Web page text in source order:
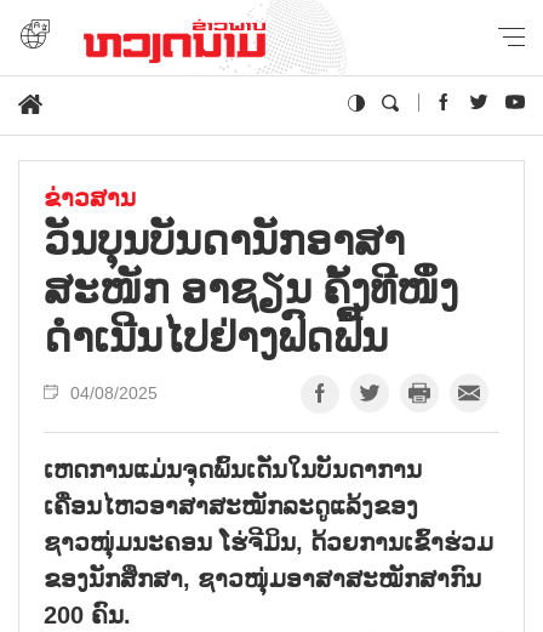
ຂ່າວສານ
ວັນບຸນບັນດານັກອາສາ
ສະໜັກ ອາຊຽນ ຄັ້ງທີໜຶ່ງ
ດຳເນີນໄປຢ່າງຟົດຟື້ນ
04/08/2025
ເຫດການແມ່ນຈຸດພົ້ນເດັ່ນໃນບັນດາການ
ເຄື່ອນໄຫວອາສາສະໝັກລະດູແລ້ງຂອງ
ຊາວໜຸ່ມນະຄອນ ໂຮ່ຈີມິນ, ດ້ວຍການເຂົ້າຮ່ວມ
ຂອງນັກສຶກສາ, ຊາວໜຸ່ມອາສາສະໝັກສາກົນ
200 ຄົນ.